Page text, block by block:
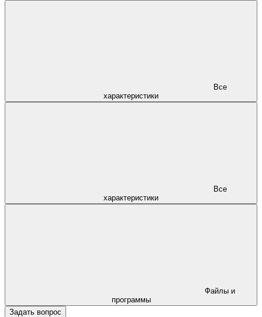
характеристики
характеристики
программы
Задать вопрос